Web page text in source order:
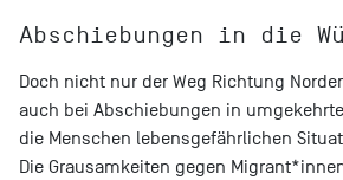
Abschiebungen in die
Doch nicht nur der Weg Richtung
auch bei Abschiebungen in
die Menschen lebensgefährlichen
Die Grausamkeiten gegen